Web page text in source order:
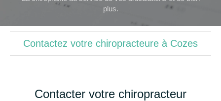
plus.
Contactez votre chiropracteure à Cozes
Contacter votre chiropracteur